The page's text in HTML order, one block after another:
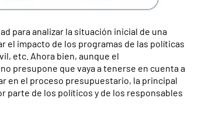
para analizar la situación inicial de una
el impacto de los programas de las políticas
etc. Ahora bien, aunque el
presupone que vaya a tenerse en cuenta a
en el proceso presupuestario, la principal
parte de los políticos y de los responsables